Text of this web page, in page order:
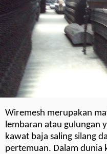
Wiremesh merupakan
lembaran atau gulungan
kawat baja saling silang
pertemuan. Dalam dunia